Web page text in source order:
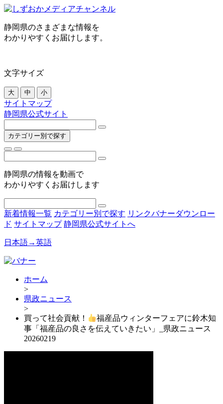
静岡県のさまざまな情報を
わかりやすくお届けします。
文字サイズ
大 中 小
サイトマップ
静岡県公式サイト
カテゴリー別で探す
静岡県の情報を動画で
わかりやすくお届けします
新着情報一覧 カテゴリー別で探す リンクバナーダウンロー
ド サイトマップ 静岡県公式サイトへ
日本語→英語
ホーム
>
県政ニュース
>
買って社会貢献！
福産品ウィンターフェアに鈴木知
事「福産品の良さを伝えていきたい」_県政ニュース
20260219